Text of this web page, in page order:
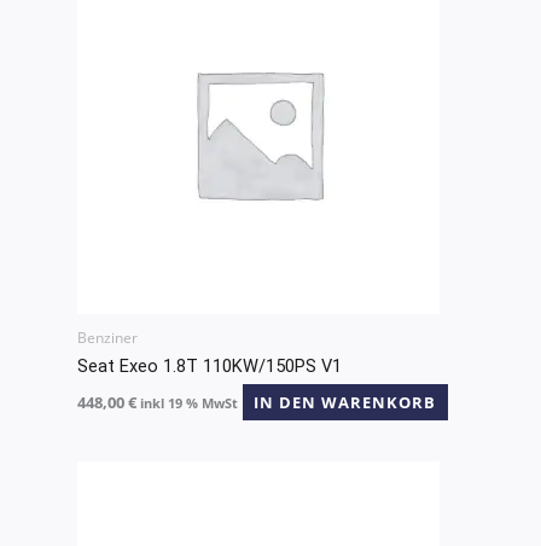
Benziner
Seat Exeo 1.8T 110KW/150PS V1
448,00€ inkl 19 % MwSt IN DEN WARENKORB